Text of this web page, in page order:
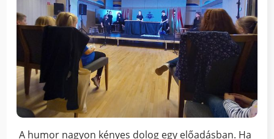
A humor nagyon kényes dolog egy előadásban. Ha